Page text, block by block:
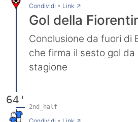
Condividi • Link→
Gol della
Conclusione da fuori di
che firma il sesto gol da
stagione
64'
2nd_half
Condividi • Link